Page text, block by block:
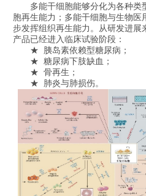
多能干细胞能够分化为各种类
胞再生能力；多能干细胞与生物
步发挥组织再生能力。从研发进展
产品已经进入临床试验阶段：
★ 胰岛素依赖型糖尿病；
★ 糖尿病下肢缺血；
★ 骨再生；
★ 肺炎与肺损伤。